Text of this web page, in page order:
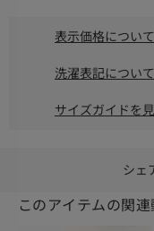
表示価格について
洗濯表記について
サイズガイドを
シェ
このアイテムの関